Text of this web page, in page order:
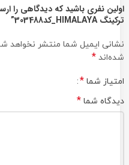
اولین نفری باشید که دیدگاهی را
ترکینگ HIMALAYA_کد303488”
نشانی ایمیل شما منتشر نخواهد
شده‌اند *
امتیاز شما *
دیدگاه شما *